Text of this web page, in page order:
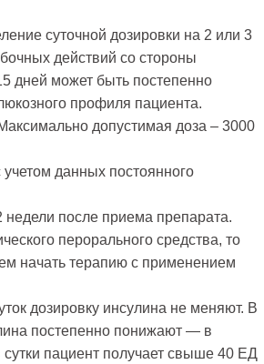
суточной дозировки на 2 или 3
действий со стороны
дней может быть постепенно
профиля пациента.
допустимая доза – 3000
данных постоянного
недели после приема препарата.
перорального средства, то
начать терапию с применением
дозировку инсулина не меняют. В
постепенно понижают — в
пациент получает свыше 40 ЕД